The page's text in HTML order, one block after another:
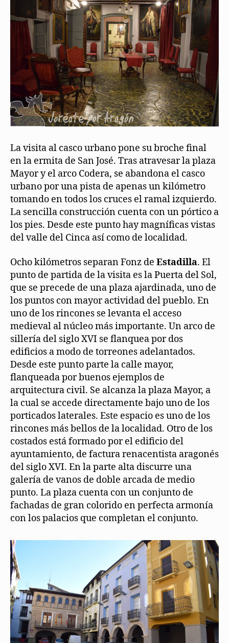
La visita al casco urbano pone su broche final
en la ermita de San José. Tras atravesar la plaza
Mayor y el arco Codera, se abandona el casco
urbano por una pista de apenas un kilómetro
tomando en todos los cruces el ramal izquierdo.
La sencilla construcción cuenta con un pórtico a
los pies. Desde este punto hay magníficas vistas
del valle del Cinca así como de localidad.
Ocho kilómetros separan Fonz de Estadilla. El
punto de partida de la visita es la Puerta del Sol,
que se precede de una plaza ajardinada, uno de
los puntos con mayor actividad del pueblo. En
uno de los rincones se levanta el acceso
medieval al núcleo más importante. Un arco de
sillería del siglo XVI se flanquea por dos
edificios a modo de torreones adelantados.
Desde este punto parte la calle mayor,
flanqueada por buenos ejemplos de
arquitectura civil. Se alcanza la plaza Mayor, a
la cual se accede directamente bajo uno de los
porticados laterales. Este espacio es uno de los
rincones más bellos de la localidad. Otro de los
costados está formado por el edificio del
ayuntamiento, de factura renacentista aragonés
del siglo XVI. En la parte alta discurre una
galería de vanos de doble arcada de medio
punto. La plaza cuenta con un conjunto de
fachadas de gran colorido en perfecta armonía
con los palacios que completan el conjunto.